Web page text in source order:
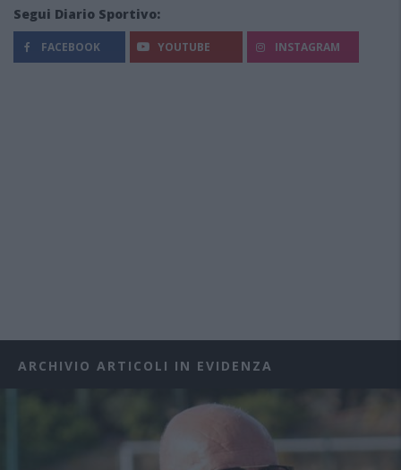
Segui Diario Sportivo:
FACEBOOK YOUTUBE INSTAGRAM
ARCHIVIO ARTICOLI IN EVIDENZA